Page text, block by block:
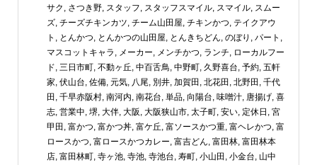
サク , さつき野, スタッフ, スタッフスマイル, スマイル, スムー
ズ, チーズチキンカツ, チーム山田屋, チキンかつ, テイクアウ
ト , とんかつ, とんかつの山田屋, とんきちどん, のぼり , パート ,
マスコットキャラ , メーカー, メンチかつ, ランチ, ローカルフー
ド, 三日市町, 不動ヶ丘, 中百舌鳥, 中野町, 久野喜台, 予約, 五軒
家, 伏山台, 佐備, 元気, 八尾, 別井, 加賀田 , 北花田 , 北野田 , 千代
田 , 千早赤阪村, 南河内, 南花台, 単品, 向陽台, 味噌汁, 唐揚げ, 喜
志, 営業中, 堺, 大伴, 大阪 , 大阪狭山市, 太子町, 安い, 定休日 , 宮
甲田 , 富かつ, 富かつ丼, 富ケ丘, 富ソースかつ重, 富ヘレかつ, 富
ロースかつ, 富ロースかつカレー, 富吉どん, 富田林, 富田林本
店, 富田林町, 寺ヶ池, 寺池, 寺池台, 寿町, 小山田 , 小金台, 山中